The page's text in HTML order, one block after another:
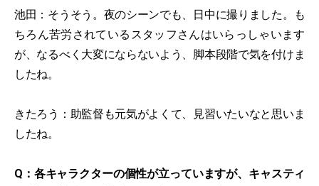
池田：そうそう。夜のシーンでも、日中に撮りました。も
ちろん苦労されているスタッフさんはいらっしゃいます
が、なるべく大変にならないよう、脚本段階で気を付けま
したね。
きたろう：助監督も元気がよくて、見習いたいなと思いま
したね。
Q：各キャラクターの個性が立っていますが、キャスティ